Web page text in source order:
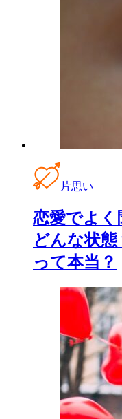
片思い
恋愛でよく
どんな状
って本当？